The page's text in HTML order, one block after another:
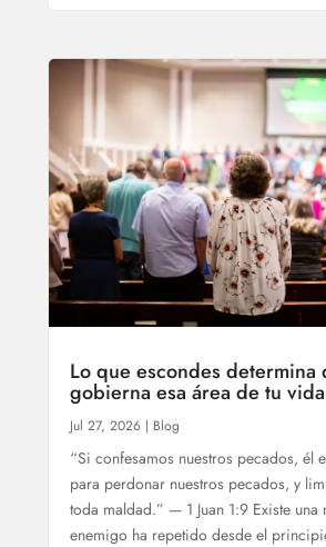
Lo que escondes determina
gobierna esa área de tu vida
Jul 27, 2026| Blog
“Si confesamos nuestros pecados, él
para perdonar nuestros pecados, y
toda maldad.” — 1 Juan 1:9 Existe una
enemigo ha repetido desde el